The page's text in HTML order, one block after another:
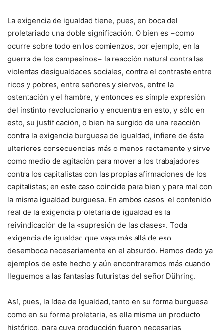
La exigencia de igualdad tiene, pues, en boca del
proletariado una doble significación. O bien es −como
ocurre sobre todo en los comienzos, por ejemplo, en la
guerra de los campesinos− la reacción natural contra las
violentas desigualdades sociales, contra el contraste entre
ricos y pobres, entre señores y siervos, entre la
ostentación y el hambre, y entonces es simple expresión
del instinto revolucionario y encuentra en esto, y sólo en
esto, su justificación, o bien ha surgido de una reacción
contra la exigencia burguesa de igualdad, infiere de ésta
ulteriores consecuencias más o menos rectamente y sirve
como medio de agitación para mover a los trabajadores
contra los capitalistas con las propias afirmaciones de los
capitalistas; en este caso coincide para bien y para mal con
la misma igualdad burguesa. En ambos casos, el contenido
real de la exigencia proletaria de igualdad es la
reivindicación de la «supresión de las clases». Toda
exigencia de igualdad que vaya más allá de eso
desemboca necesariamente en el absurdo. Hemos dado ya
ejemplos de este hecho y aún encontraremos más cuando
lleguemos a las fantasías futuristas del señor Dühring.
Así, pues, la idea de igualdad, tanto en su forma burguesa
como en su forma proletaria, es ella misma un producto
histórico, para cuya producción fueron necesarias